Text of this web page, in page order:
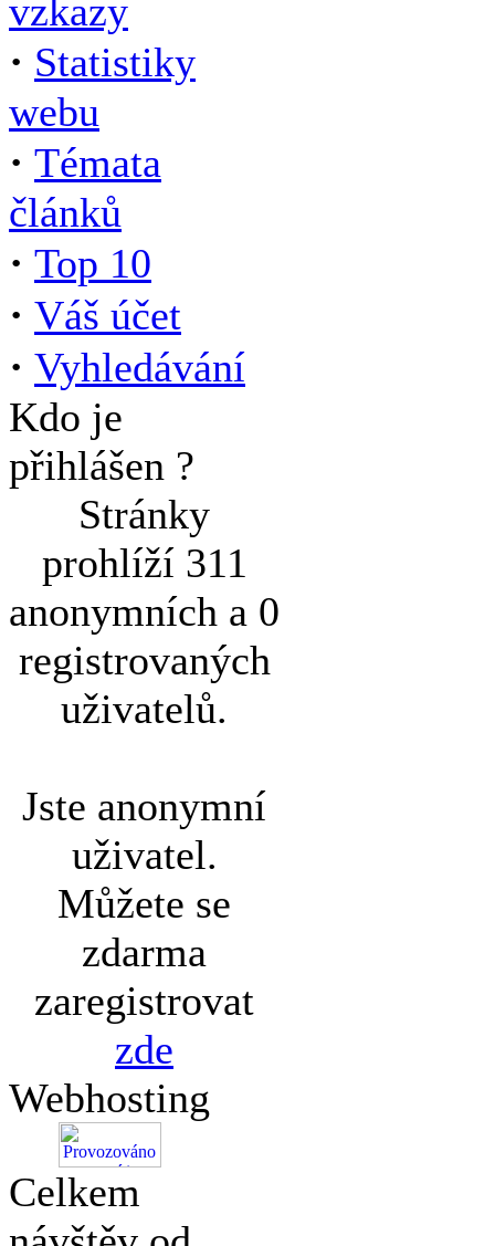
vzkazy
· Statistiky
webu
· Témata
článků
· Top 10
· Váš účet
· Vyhledávání
Kdo je
přihlášen ?
Stránky
prohlíží 311
anonymních a 0
registrovaných
uživatelů.
Jste anonymní
uživatel.
Můžete se
zdarma
zaregistrovat
zde
Webhosting
Celkem